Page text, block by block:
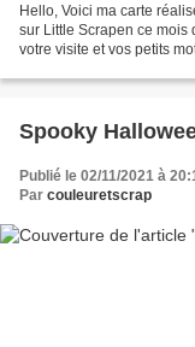
Hello, Voici ma carte
sur Little Scrapen ce mois
votre visite et vos petits
Spooky
Publié le 02/11/2021 à
Par couleuretscrap